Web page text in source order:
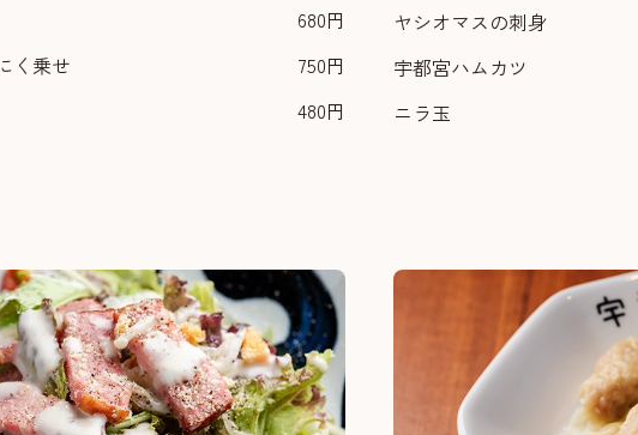
680円
く乗せ
750円
480円
ヤシオマスの刺身
宇都宮ハムカツ
ニラ玉